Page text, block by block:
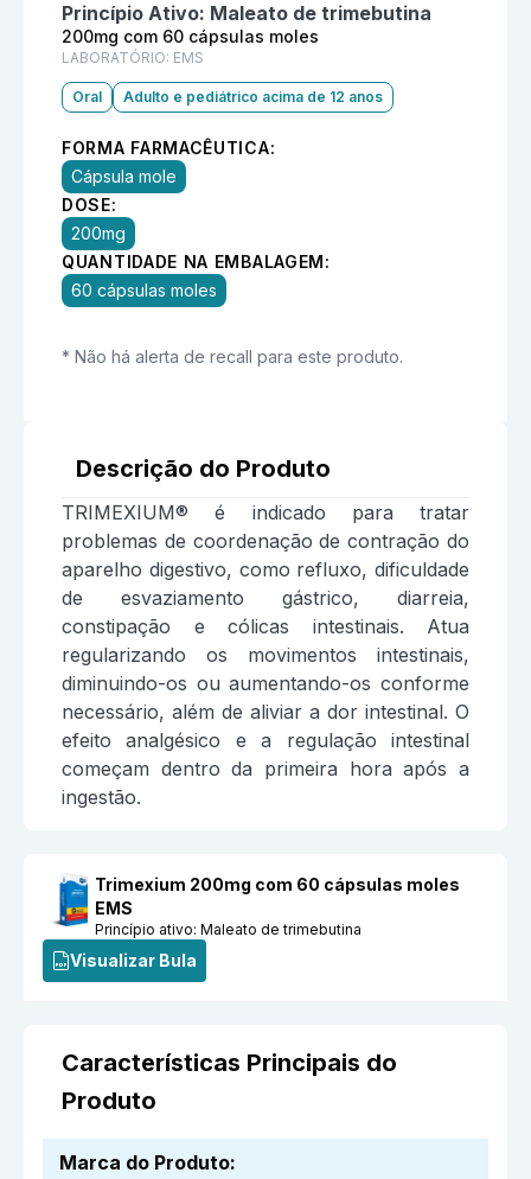
Princípio Ativo: Maleato de trimebutina
200mg com 60 cápsulas moles
LABORATÓRIO: EMS
Oral Adulto e pediátrico acima de 12 anos
FORMA FARMACÊUTICA:
Cápsula mole
DOSE:
200mg
QUANTIDADE NA EMBALAGEM:
60 cápsulas moles
* Não há alerta de recall para este produto.
Descrição do Produto
TRIMEXIUM® é indicado para tratar
problemas de coordenação de contração do
aparelho digestivo, como refluxo, dificuldade
de esvaziamento gástrico, diarreia,
constipação e cólicas intestinais. Atua
regularizando os movimentos intestinais,
diminuindo-os ou aumentando-os conforme
necessário, além de aliviar a dor intestinal. O
efeito analgésico e a regulação intestinal
começam dentro da primeira hora após a
ingestão.
Trimexium 200mg com 60 cápsulas moles
EMS
Princípio ativo: Maleato de trimebutina
Visualizar Bula
Características Principais do
Produto
Marca do Produto: